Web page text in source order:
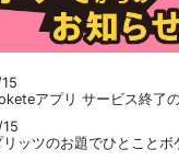
アプリ サービス終了
リッツのお題でひとことボ